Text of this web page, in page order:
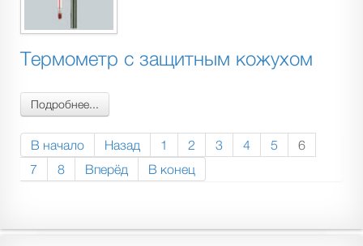
Термометр с защитным кожухом
Подробнее...
В начало Назад 1 2 3 4 5
6
7
8 Вперёд В конец